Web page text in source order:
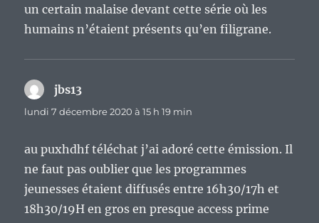
un certain malaise devant cette série où les
humains n’étaient présents qu’en filigrane.
jbs13
lundi 7 décembre 2020 à 15 h 19 min
au puxhdhf téléchat j’ai adoré cette émission. Il
ne faut pas oublier que les programmes
jeunesses étaient diffusés entre 16h30/17h et
18h30/19H en gros en presque access prime